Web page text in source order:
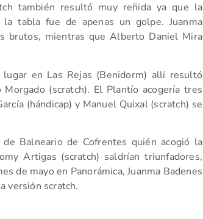
también resultó muy reñida ya que la
tabla fue de apenas un golpe. Juanma
brutos, mientras que Alberto Daniel Mira
en Las Rejas (Benidorm) allí resultó
(scratch). El Plantío acogería tres
(hándicap) y Manuel Quixal (scratch) se
Balneario de Cofrentes quién acogió la
Artigas (scratch) saldrían triunfadores,
de mayo en Panorámica, Juanma Badenes
versión scratch.